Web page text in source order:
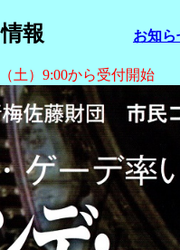
）情報 お知ら
土）9:00から受付開始